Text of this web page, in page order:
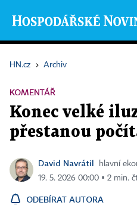
HN.cz › Archiv
KOMENTÁŘ
Konec velké
přestanou
David Navrátil
hlavní
19. 5. 2026 00:00 ▪ 2 min.
ODEBÍRAT AUTORA